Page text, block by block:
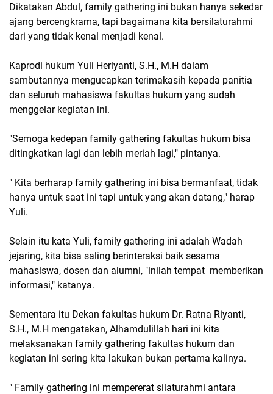
Dikatakan Abdul, family gathering ini bukan hanya sekedar
ajang bercengkrama, tapi bagaimana kita bersilaturahmi
dari yang tidak kenal menjadi kenal.
Kaprodi hukum Yuli Heriyanti, S.H., M.H dalam
sambutannya mengucapkan terimakasih kepada panitia
dan seluruh mahasiswa fakultas hukum yang sudah
menggelar kegiatan ini.
"Semoga kedepan family gathering fakultas hukum bisa
ditingkatkan lagi dan lebih meriah lagi," pintanya.
" Kita berharap family gathering ini bisa bermanfaat, tidak
hanya untuk saat ini tapi untuk yang akan datang," harap
Yuli.
Selain itu kata Yuli, family gathering ini adalah Wadah
jejaring, kita bisa saling berinteraksi baik sesama
mahasiswa, dosen dan alumni, "inilah tempat memberikan
informasi," katanya.
Sementara itu Dekan fakultas hukum Dr. Ratna Riyanti,
S.H., M.H mengatakan, Alhamdulillah hari ini kita
melaksanakan family gathering fakultas hukum dan
kegiatan ini sering kita lakukan bukan pertama kalinya.
" Family gathering ini mempererat silaturahmi antara